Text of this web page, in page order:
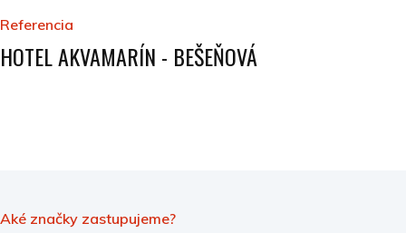
Referencia
HOTEL AKVAMARÍN - BEŠEŇOVÁ
Aké značky zastupujeme?